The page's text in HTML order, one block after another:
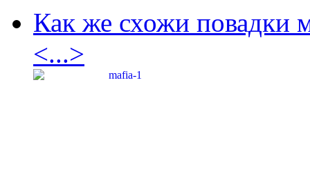
Как же схожи повадки
<...>